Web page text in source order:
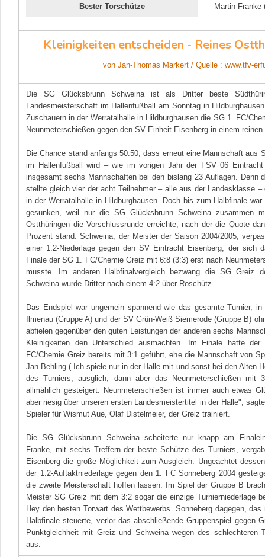
Bester Torschütze Martin Franke
Kleinigkeiten entscheiden - Reines
von Jan-Thomas Markert / Quelle : www.tfv-
Die SG Glücksbrunn Schweina ist als Dritter beste
Landesmeisterschaft im Hallenfußball am Sonntag in
Zuschauern in der Werratalhalle in Hildburghausen die SG 1. FC/
Neunmeterschießen gegen den SV Einheit Eisenberg in einem
Die Chance stand anfangs 50:50, dass erneut eine Mannschaft aus
im Hallenfußball wird – wie im vorigen Jahr der FSV 06 Eintracht
insgesamt sechs Mannschaften bei den bislang 23 Auflagen. Denn
stellte gleich vier der acht Teilnehmer – alle aus der Landesklasse –
in der Werratalhalle in Hildburghausen. Doch bis zum Halbfinale
gesunken, weil nur die SG Glücksbrunn Schweina zusammen
Ostthüringen die Vorschlussrunde erreichte, nach der die Quote
Prozent stand. Schweina, der Meister der Saison 2004/2005,
einer 1:2-Niederlage gegen den SV Eintracht Eisenberg, der sich
Finale der SG 1. FC/Chemie Greiz mit 6:8 (3:3) erst nach
musste. Im anderen Halbfinalvergleich bezwang die SG Greiz
Schweina wurde Dritter nach einem 4:2 über Roschütz.
Das Endspiel war ungemein spannend wie das gesamte Turnier,
Ilmenau (Gruppe A) und der SV Grün-Weiß Siemerode (Gruppe B)
abfielen gegenüber den guten Leistungen der anderen sechs
Kleinigkeiten den Unterschied ausmachten. Im Finale hatte
FC/Chemie Greiz bereits mit 3:1 geführt, ehe die Mannschaft von
Jan Behling („Ich spiele nur in der Halle mit und sonst bei den Alten
des Turniers, ausglich, dann aber das Neunmeterschießen mit
allmählich gesteigert. Neunmeterschießen ist immer auch etwas
aber riesig über unseren ersten Landesmeistertitel in der Halle",
Spieler für Wismut Aue, Olaf Distelmeier, der Greiz trainiert.
Die SG Glücksbrunn Schweina scheiterte nur knapp am
Franke, mit sechs Treffern der beste Schütze des Turniers,
Eisenberg die große Möglichkeit zum Ausgleich. Ungeachtet
der 1:2-Auftaktniederlage gegen den 1. FC Sonneberg 2004
die zweite Meisterschaft hoffen lassen. Im Spiel der Gruppe B
Meister SG Greiz mit dem 3:2 sogar die einzige Turnierniederlage
Hey den besten Torwart des Wettbewerbs. Sonneberg dagegen,
Halbfinale steuerte, verlor das abschließende Gruppenspiel gegen
Punktgleichheit mit Greiz und Schweina wegen des schlechteren
aus.